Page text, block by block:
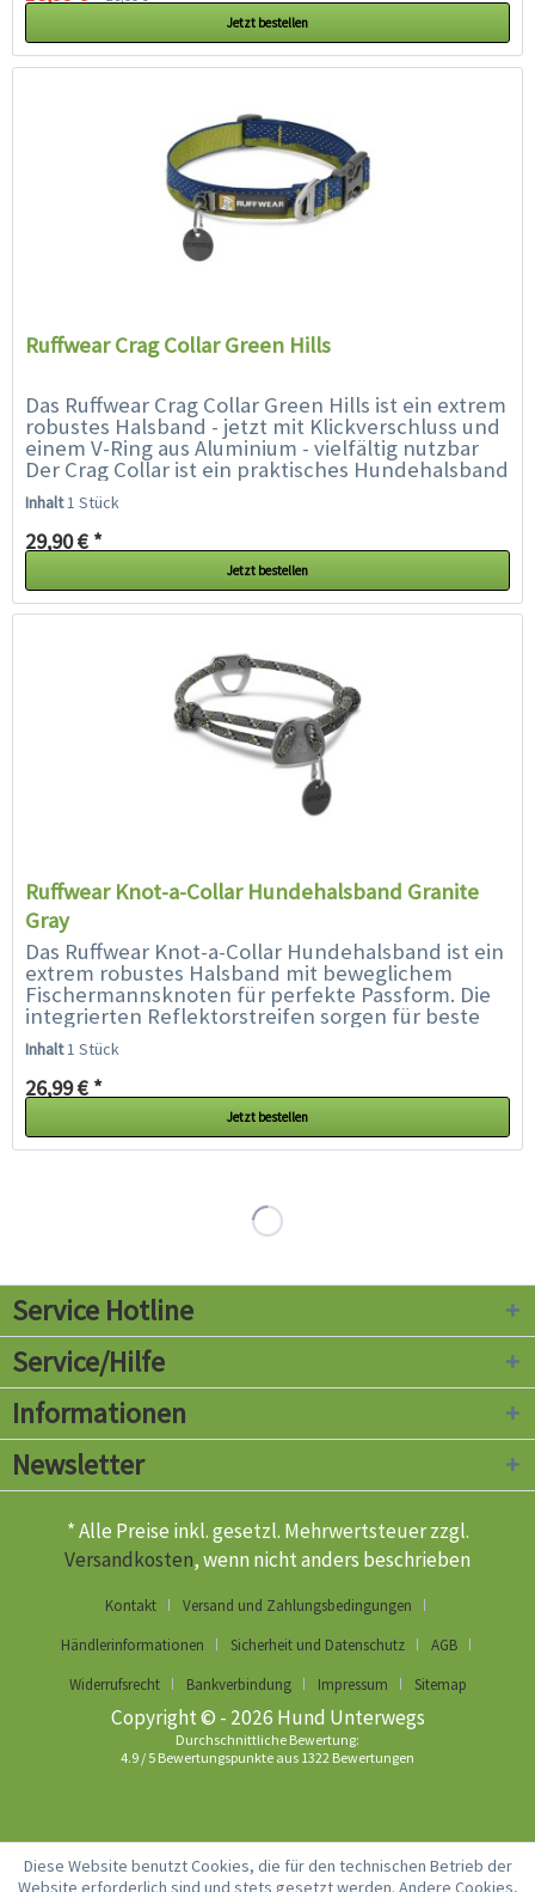
Jetzt bestellen
Ruffwear Crag Collar Green Hills
Das Ruffwear Crag Collar Green Hills ist ein extrem
robustes Halsband - jetzt mit Klickverschluss und
einem V-Ring aus Aluminium - vielfältig nutzbar
Der Crag Collar ist ein praktisches Hundehalsband
der Extraklasse mit...
Inhalt1 Stück
29,90 € *
Jetzt bestellen
Ruffwear Knot-a-Collar Hundehalsband Granite
Gray
Das Ruffwear Knot-a-Collar Hundehalsband ist ein
extrem robustes Halsband mit beweglichem
Fischermannsknoten für perfekte Passform. Die
integrierten Reflektorstreifen sorgen für beste
Sichtbarkeit auch bei schlechten...
Inhalt1 Stück
26,99 € *
Jetzt bestellen
Service Hotline
Service/Hilfe
Informationen
Newsletter
* Alle Preise inkl. gesetzl. Mehrwertsteuer zzgl.
Versandkosten, wenn nicht anders beschrieben
Kontakt
Versand und Zahlungsbedingungen
Händlerinformationen
Sicherheit und Datenschutz
AGB
Widerrufsrecht
Bankverbindung Impressum Sitemap
Copyright © - 2026 Hund Unterwegs
Durchschnittliche Bewertung:
4.9 / 5 Bewertungspunkte aus 1322 Bewertungen
Diese Website benutzt Cookies, die für den technischen Betrieb der
Website erforderlich sind und stets gesetzt werden. Andere Cookies,